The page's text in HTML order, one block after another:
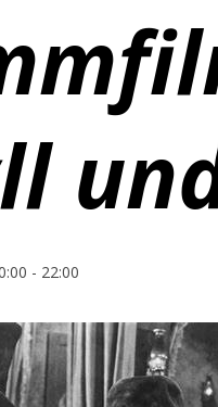
- 22:00